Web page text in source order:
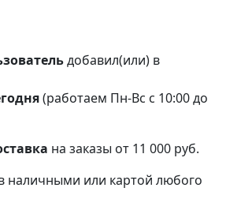
добавил(или) в
(работаем Пн-Вс с 10:00 до
на заказы от 11 000 руб.
наличными или картой любого